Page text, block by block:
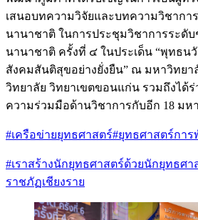
เสนอบทความวิจัยและบทความวิชากา
นานาชาติ ในการประชุมวิชาการระดั
นานาชาติ ครั้งที่ ๔ ในประเด็น “พุทธน
สังคมสันติสุขอย่างยั่งยืน” ณ มหาวิทย
วิทยาลัย วิทยาเขตขอนแก่น รวมถึงได้
ความร่วมมือด้านวิชาการกับอีก 18 มห
#เครือข่ายยุทธศาสตร์#ยุทธศาสตร์กา
#เราสร้างนักยุทธศาสตร์ด้วยนักยุทธศา
ราชภัฏเชียงราย